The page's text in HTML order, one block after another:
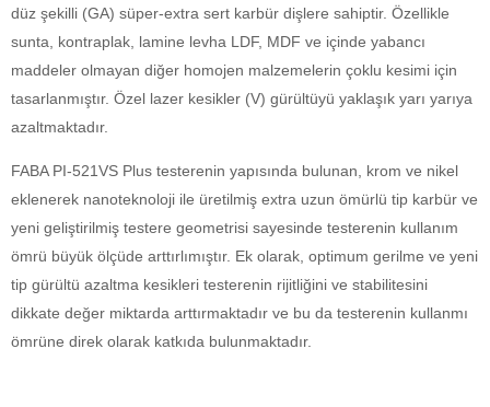
düz şekilli (GA) süper-extra sert karbür dişlere sahiptir. Özellikle
sunta, kontraplak, lamine levha LDF, MDF ve içinde yabancı
maddeler olmayan diğer homojen malzemelerin çoklu kesimi için
tasarlanmıştır. Özel lazer kesikler (V) gürültüyü yaklaşık yarı yarıya
azaltmaktadır.
FABA PI-521VS Plus testerenin yapısında bulunan, krom ve nikel
eklenerek nanoteknoloji ile üretilmiş extra uzun ömürlü tip karbür ve
yeni geliştirilmiş testere geometrisi sayesinde testerenin kullanım
ömrü büyük ölçüde arttırlımıştır. Ek olarak, optimum gerilme ve yeni
tip gürültü azaltma kesikleri testerenin rijitliğini ve stabilitesini
dikkate değer miktarda arttırmaktadır ve bu da testerenin kullanmı
ömrüne direk olarak katkıda bulunmaktadır.